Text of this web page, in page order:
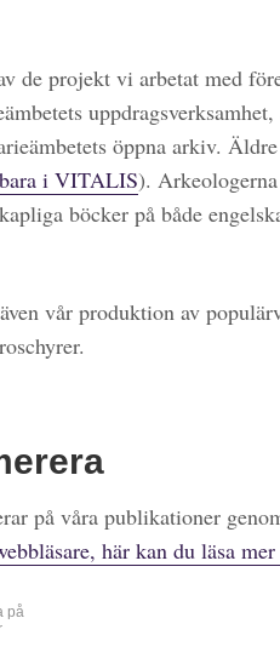
de projekt vi arbetat med
öppna arkiv.
i VITALIS).
böcker på både
vår produktion av
på våra publikationer
här kan du läsa
på